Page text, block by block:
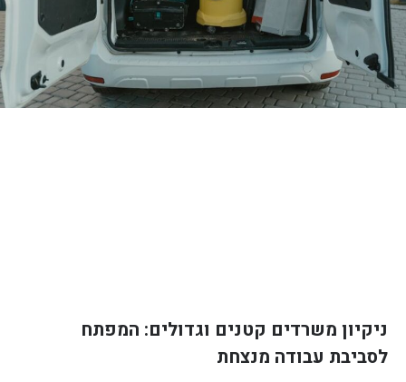
ניקיון משרדים קטנים וגדולים: המפתח
לסביבת עבודה מנצחת